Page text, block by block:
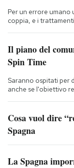
Per un errore umano
coppia, e i
Il piano del
Spin Time
Saranno ospitati per
anche se l'obiettivo
Cosa vuol dire
Spagna
La Spagna